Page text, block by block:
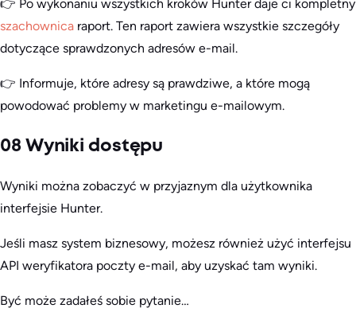
👉 Po wykonaniu wszystkich kroków Hunter daje ci kompletny
szachownica raport. Ten raport zawiera wszystkie szczegóły
dotyczące sprawdzonych adresów e-mail.
👉 Informuje, które adresy są prawdziwe, a które mogą
powodować problemy w marketingu e-mailowym.
08 Wyniki dostępu
Wyniki można zobaczyć w przyjaznym dla użytkownika
interfejsie Hunter.
Jeśli masz system biznesowy, możesz również użyć interfejsu
API weryfikatora poczty e-mail, aby uzyskać tam wyniki.
Być może zadałeś sobie pytanie…